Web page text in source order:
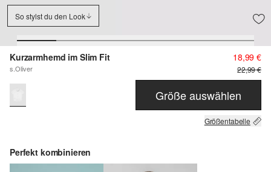
So stylst du den Look
Kurzarmhemd im Slim Fit
s.Oliver
18,99 €
22,99 €
Größe auswählen
Größentabelle
Perfekt kombinieren